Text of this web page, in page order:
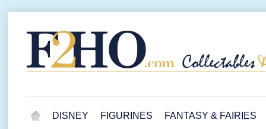
DISNEY FIGURINES
FANTASY & FAIRIES